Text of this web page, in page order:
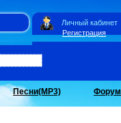
Регистрация
Личный кабинет
Песни(MP3) Форум